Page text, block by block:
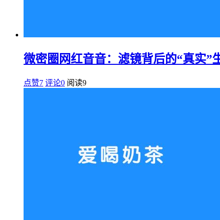
微密圈网红音音：滤镜背后的“真实”
点赞7 评论0 阅读9